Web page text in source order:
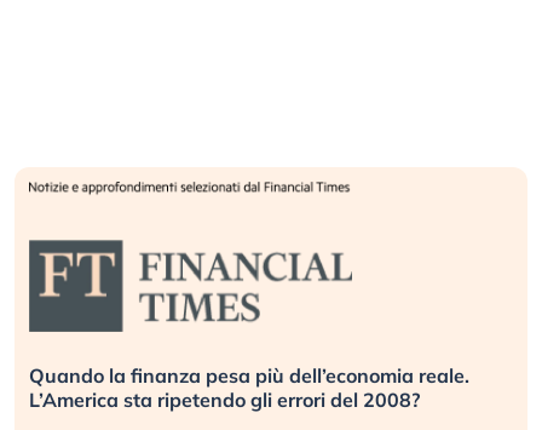
Quando la finanza pesa più dell’economia reale.
L’America sta ripetendo gli errori del 2008?